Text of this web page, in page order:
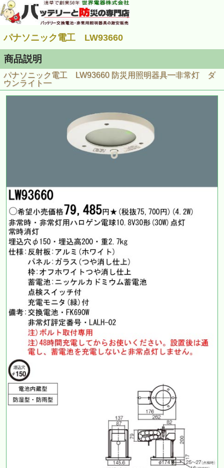
パナソニック電工 LW93660
商品説明
パナソニック電工 LW93660 防災用照明器具━非常灯 ダ
ウンライト━